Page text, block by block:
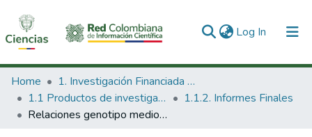
Log In (current)
Communities & Collections
All of DSpace
Home
1. Investigación Financiada con Recursos Públicos
1.1 Productos de investigación
1.1.2. Informes Finales
Relaciones genotipo medio ambiente de las especies forestales más estudiadas en Colombia